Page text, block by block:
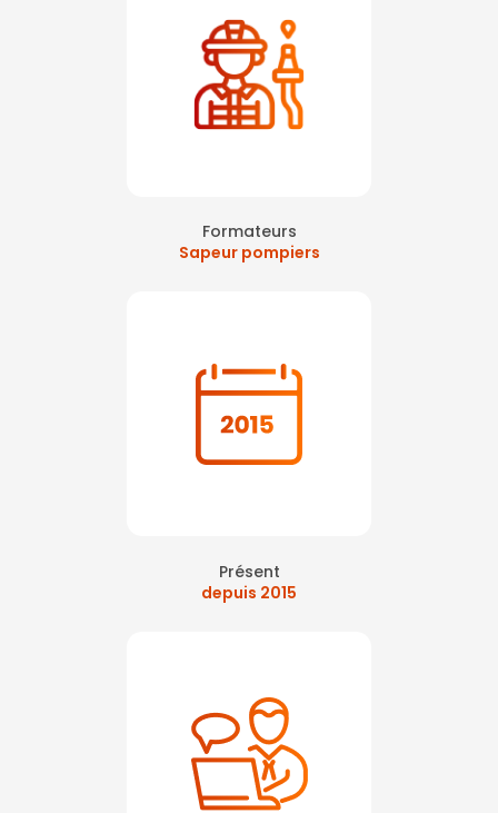
Formateurs
Sapeur pompiers
Présent
depuis 2015